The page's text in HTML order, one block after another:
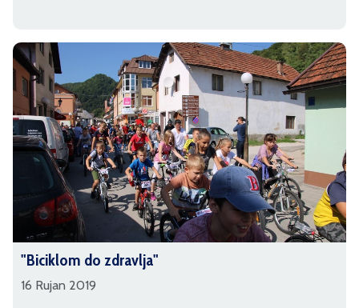
"Biciklom do zdravlja"
16 Rujan 2019